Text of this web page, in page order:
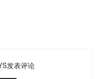
发表评论